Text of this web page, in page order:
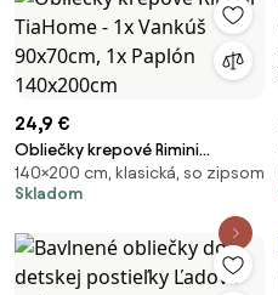
24,9 €
Obliečky krepové Rimini
TiaHome - 1x Vankúš 90x70cm,
1x Paplón 140x200cm
140×200 cm, klasická, so zipsom
Skladom